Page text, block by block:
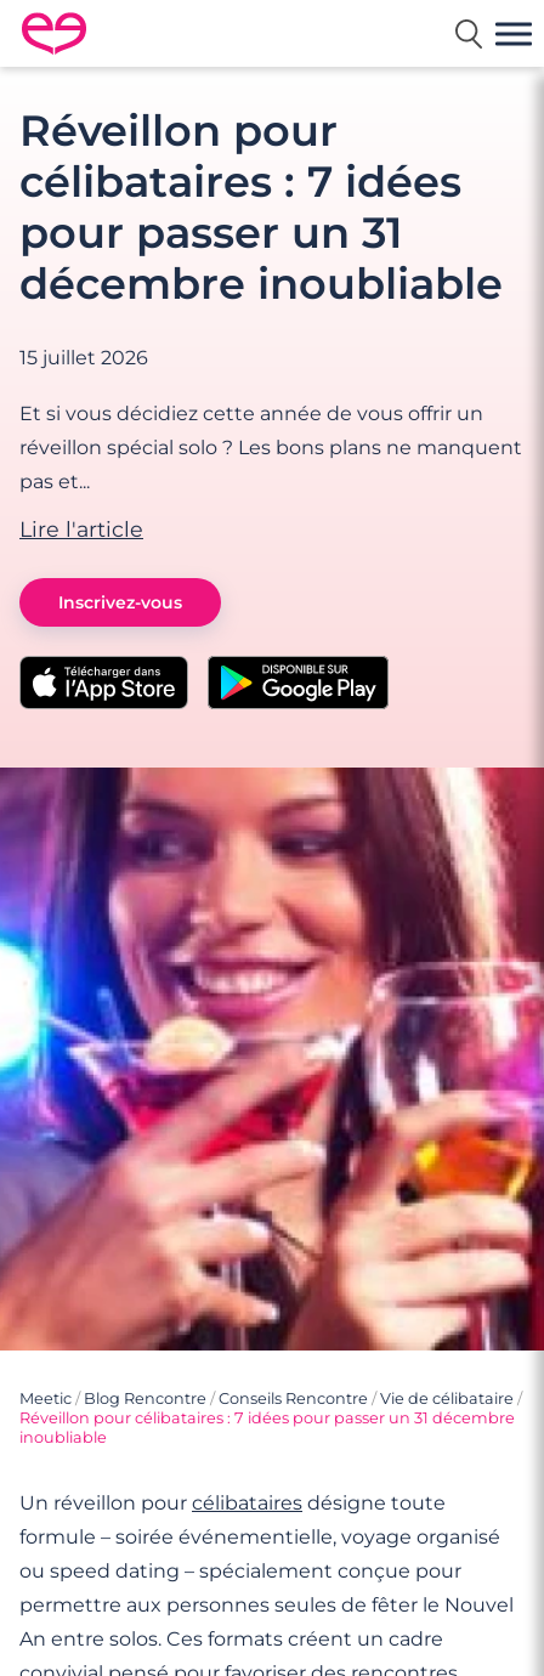
Rencontre en France avec Meetic
Réveillon pour
célibataires : 7 idées
pour passer un 31
décembre inoubliable
15 juillet 2026
Et si vous décidiez cette année de vous offrir un
réveillon spécial solo ? Les bons plans ne manquent
pas et...
Lire l'article
Inscrivez-vous
Meetic / Blog Rencontre /Conseils Rencontre /Vie de célibataire /
Réveillon pour célibataires : 7 idées pour passer un 31 décembre
inoubliable
Un réveillon pour célibataires désigne toute
formule – soirée événementielle, voyage organisé
ou speed dating – spécialement conçue pour
permettre aux personnes seules de fêter le Nouvel
An entre solos. Ces formats créent un cadre